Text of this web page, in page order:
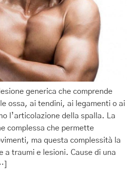
generica che comprende
ossa, ai tendini, ai legamenti o ai
l’articolazione della spalla. La
complessa che permette
ma questa complessità la
a traumi e lesioni. Cause di una